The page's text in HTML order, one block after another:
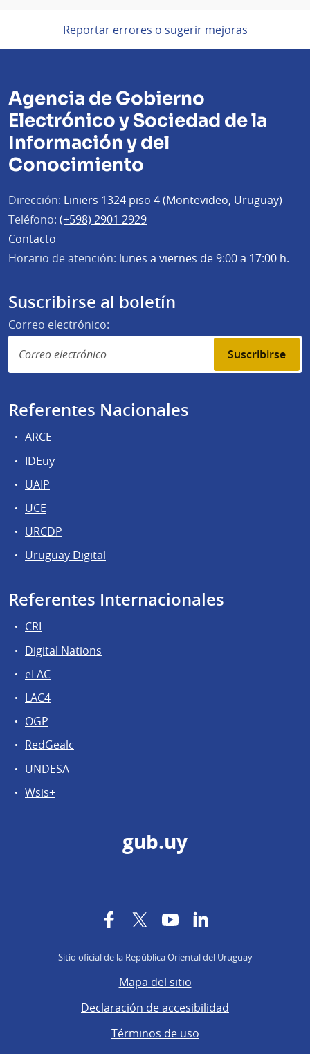
Reportar errores o sugerir mejoras
Agencia de Gobierno
Electrónico y Sociedad de la
Información y del
Conocimiento
Dirección: Liniers 1324 piso 4 (Montevideo, Uruguay)
Teléfono: (+598) 2901 2929
Contacto
Horario de atención: lunes a viernes de 9:00 a 17:00 h.
Suscribirse al boletín
Correo electrónico:
Suscribirse
Referentes Nacionales
ARCE
IDEuy
UAIP
UCE
URCDP
Uruguay Digital
Referentes Internacionales
CRI
Digital Nations
eLAC
LAC4
OGP
RedGealc
UNDESA
Wsis+
gub.uy
FacebookTwitterYouTube
Sitio oficial de la República Oriental del Uruguay
Mapa del sitio
Declaración de accesibilidad
Términos de uso